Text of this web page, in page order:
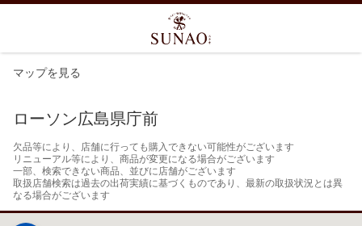
マップを見る
ローソン広島県庁前
欠品等により、店舗に行っても購入できない可能性がございます
リニューアル等により、商品が変更になる場合がございます
一部、検索できない商品、並びに店舗がございます
取扱店舗検索は過去の出荷実績に基づくものであり、最新の取扱状況とは異
なる場合がございます